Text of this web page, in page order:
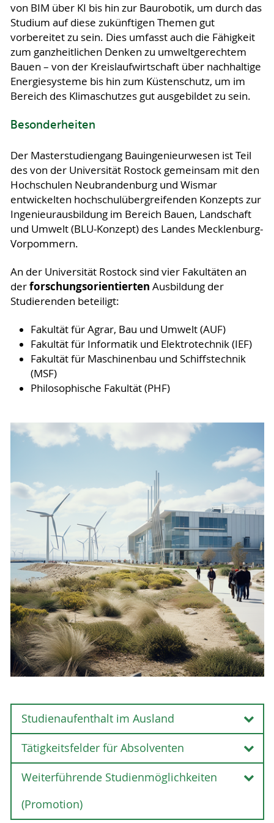
von BIM über KI bis hin zur Baurobotik, um durch das
Studium auf diese zukünftigen Themen gut
vorbereitet zu sein. Dies umfasst auch die Fähigkeit
zum ganzheitlichen Denken zu umweltgerechtem
Bauen – von der Kreislaufwirtschaft über nachhaltige
Energiesysteme bis hin zum Küstenschutz, um im
Bereich des Klimaschutzes gut ausgebildet zu sein.
Besonderheiten
Der Masterstudiengang Bauingenieurwesen ist Teil
des von der Universität Rostock gemeinsam mit den
Hochschulen Neubrandenburg und Wismar
entwickelten hochschulübergreifenden Konzepts zur
Ingenieurausbildung im Bereich Bauen, Landschaft
und Umwelt (BLU-Konzept) des Landes Mecklenburg-
Vorpommern.
An der Universität Rostock sind vier Fakultäten an
derforschungsorientierten Ausbildung der
Studierenden beteiligt:
Fakultät für Agrar, Bau und Umwelt (AUF)
Fakultät für Informatik und Elektrotechnik (IEF)
Fakultät für Maschinenbau und Schiffstechnik
(MSF)
Philosophische Fakultät (PHF)
Studienaufenthalt im Ausland
Studienaufenthalt im Ausland
Tätigkeitsfelder für Absolventen
Tätigkeitsfelder für Absolventen
Das Bauingenieurwesen ist eine tragende Säule
in der wirtschaftlichen Leistungsfähigkeit und der
Weiterführende Studienmöglichkeiten
(Promotion)